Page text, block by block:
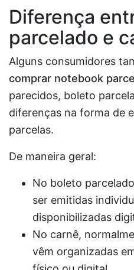
Diferença
parcelado e
Alguns consumidores
comprar notebook
parecidos, boleto
diferenças na forma de
parcelas.
De maneira geral:
No boleto
ser emitidas
disponibilizadas
No carnê,
vêm organizadas